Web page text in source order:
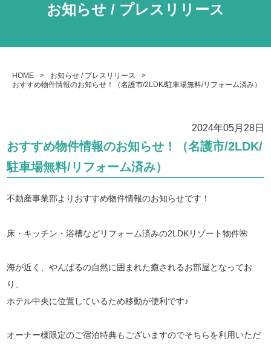
お知らせ / プレスリリース
HOME
お知らせ / プレスリリース
おすすめ物件情報のお知らせ！（名護市/2LDK/駐車場無料/リフォーム済み）
2024年05月28日
おすすめ物件情報のお知らせ！（名護市/2LDK/
駐車場無料/リフォーム済み）
不動産事業部よりおすすめ物件情報のお知らせです！
床・キッチン・浴槽などリフォーム済みの2LDKリゾート物件🌺
海が近く、やんばるの自然に囲まれた癒されるお部屋となってお
り、
ホテル中央に位置しているため移動が便利です♪
オーナー様限定のご宿泊特典もございますのでそちらを利用いただ